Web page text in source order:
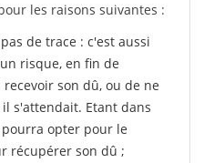
les raisons suivantes :
de trace : c'est aussi
risque, en fin de
son dû, ou de ne
s'attendait. Etant dans
opter pour le
récupérer son dû ;